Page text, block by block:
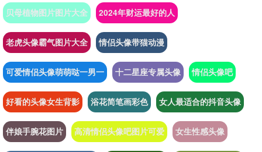
贝母植物图片图片大全 2024年财运最好的人
老虎头像霸气图片大全 情侣头像带猫动漫
可爱情侣头像萌萌哒一男一 十二星座专属头像 情侣头像吧
好看的头像女生背影 浴花简笔画彩色 女人最适合的抖音头像
伴娘手腕花图片 高清情侣头像吧图片可爱 女生性感头像